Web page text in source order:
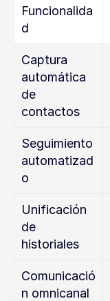
Funcionalida
d
Captura
automática
de
contactos
Seguimiento
automatizad
o
Unificación
de
historiales
Comunicació
n omnicanal